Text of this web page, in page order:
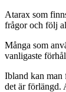
Atarax som
frågor och följ
Många som
vanligaste
Ibland kan man
det är förlängd.